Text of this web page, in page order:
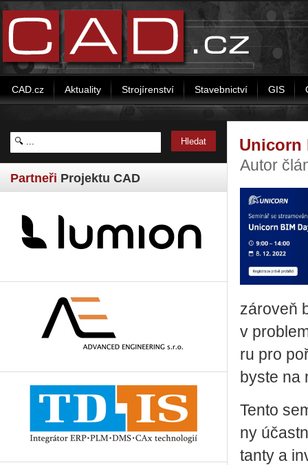
CAD.cz Aktuality Strojírenství Stavebnictví GIS
Partneři Projektu CAD
Unicorn
Autor
zá­ro­veň
v
ru pro
byste na
Tento
ny
tan­ty a